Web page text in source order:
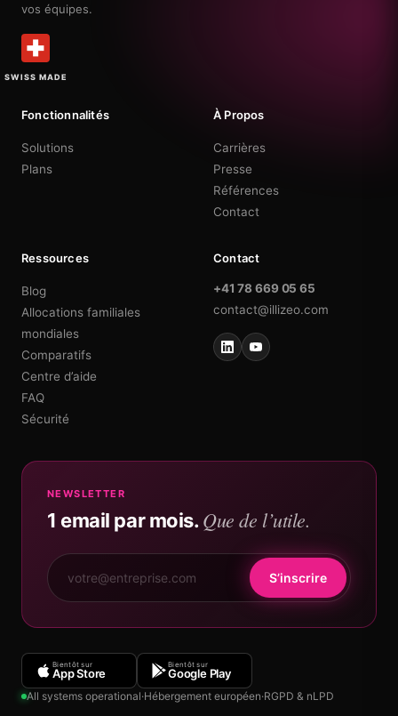
vos équipes.
SWISS MADE
Fonctionnalités
Solutions
Plans
À Propos
Carrières
Presse
Références
Contact
Ressources
Blog
Allocations familiales
mondiales
Comparatifs
Centre d’aide
FAQ
Sécurité
Contact
+41 78 669 05 65
contact@illizeo.com
NEWSLETTER
1 email par mois. Que de l’utile.
S’inscrire
Bientôt sur
App Store
Bientôt sur
Google Play
All systems operational·Hébergement européen·RGPD & nLPD